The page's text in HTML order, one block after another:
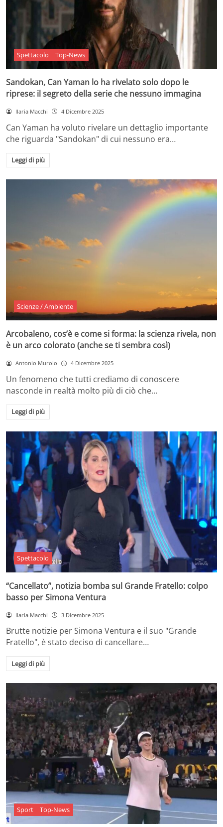
Spettacolo Top-News
Sandokan, Can Yaman lo ha rivelato solo dopo le
riprese: il segreto della serie che nessuno immagina
Ilaria Macchi 4 Dicembre 2025
Can Yaman ha voluto rivelare un dettaglio importante
che riguarda "Sandokan" di cui nessuno era…
Leggi di più
Scienze / Ambiente
Arcobaleno, cos’è e come si forma: la scienza rivela, non
è un arco colorato (anche se ti sembra così)
Antonio Murolo 4 Dicembre 2025
Un fenomeno che tutti crediamo di conoscere
nasconde in realtà molto più di ciò che…
Leggi di più
Spettacolo
“Cancellato”, notizia bomba sul Grande Fratello: colpo
basso per Simona Ventura
Ilaria Macchi 3 Dicembre 2025
Brutte notizie per Simona Ventura e il suo "Grande
Fratello", è stato deciso di cancellare…
Leggi di più
Sport Top-News